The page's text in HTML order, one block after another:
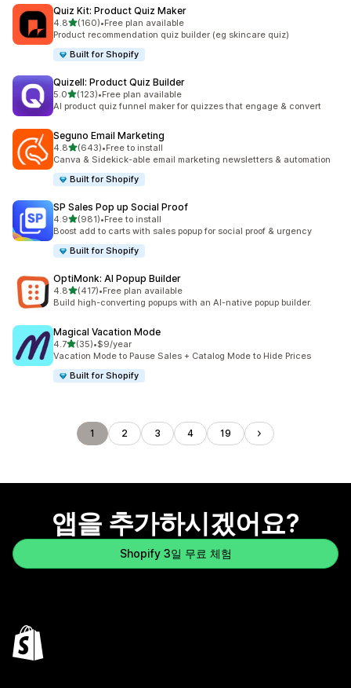
Quiz Kit: Product Quiz Maker
4.8별 5개 중
(160)
총 리뷰 160개
•Free plan available
Product recommendation quiz builder (eg skincare quiz)
Built for Shopify
Quizell: Product Quiz Builder
5.0별 5개 중
(123)
총 리뷰 123개
•Free plan available
AI product quiz funnel maker for quizzes that engage & convert
Seguno Email Marketing
4.8별 5개 중
(643)
총 리뷰 643개
•Free to install
Canva & Sidekick-able email marketing newsletters & automation
Built for Shopify
SP Sales Pop up Social Proof
4.9별 5개 중
(981)
총 리뷰 981개
•Free to install
Boost add to carts with sales popup for social proof & urgency
Built for Shopify
OptiMonk: AI Popup Builder
4.8별 5개 중
(417)
총 리뷰 417개
•Free plan available
Build high-converting popups with an AI-native popup builder.
Magical Vacation Mode
4.7별 5개 중
(35)
총 리뷰 35개
•$9/year
Vacation Mode to Pause Sales + Catalog Mode to Hide Prices
Built for Shopify
1 2 3 4 19
앱을 추가하시겠어요?
Shopify 3일 무료 체험